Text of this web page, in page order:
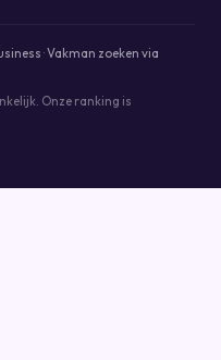
·Vakman zoeken via
Onze ranking is